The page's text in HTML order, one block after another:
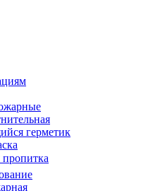
герметик